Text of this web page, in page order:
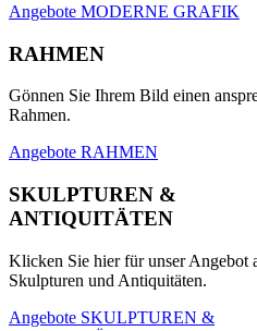
Angebote MODERNE GRAFIK
RAHMEN
Gönnen Sie Ihrem Bild einen
Rahmen.
Angebote RAHMEN
SKULPTUREN &
ANTIQUITÄTEN
Klicken Sie hier für unser Angebot
Skulpturen und Antiquitäten.
Angebote SKULPTUREN &